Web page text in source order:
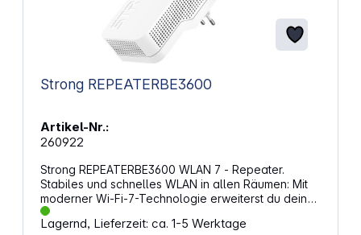
Strong REPEATERBE3600
Artikel-Nr.:
260922
Strong REPEATERBE3600 WLAN 7 - Repeater.
Stabiles und schnelles WLAN in allen Räumen: Mit
moderner Wi-Fi-7-Technologie erweiterst du dein
bestehendes Netzwerk gezielt und schließt
Funklöcher zuverlässig. Dualband-
Lagernd, Lieferzeit: ca. 1-5 Werktage